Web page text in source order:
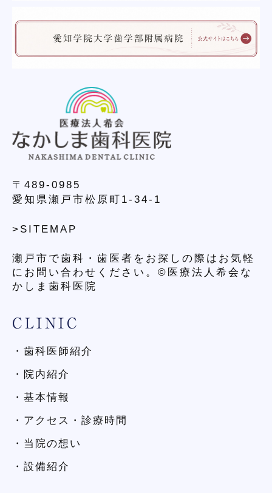
〒489-0985
愛知県瀬戸市松原町1-34-1
>SITEMAP
瀬戸市で歯科・歯医者をお探しの際はお気軽
にお問い合わせください。©医療法人希会な
かしま歯科医院
CLINIC
・歯科医師紹介
・院内紹介
・基本情報
・アクセス・診療時間
・当院の想い
・設備紹介